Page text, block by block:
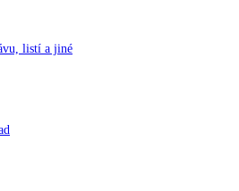
listí a jiné